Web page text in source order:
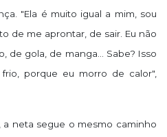
"Ela é muito igual a mim, sou
de me aprontar, de sair. Eu não
de gola, de manga... Sabe? Isso
porque eu morro de calor",
a neta segue o mesmo caminho